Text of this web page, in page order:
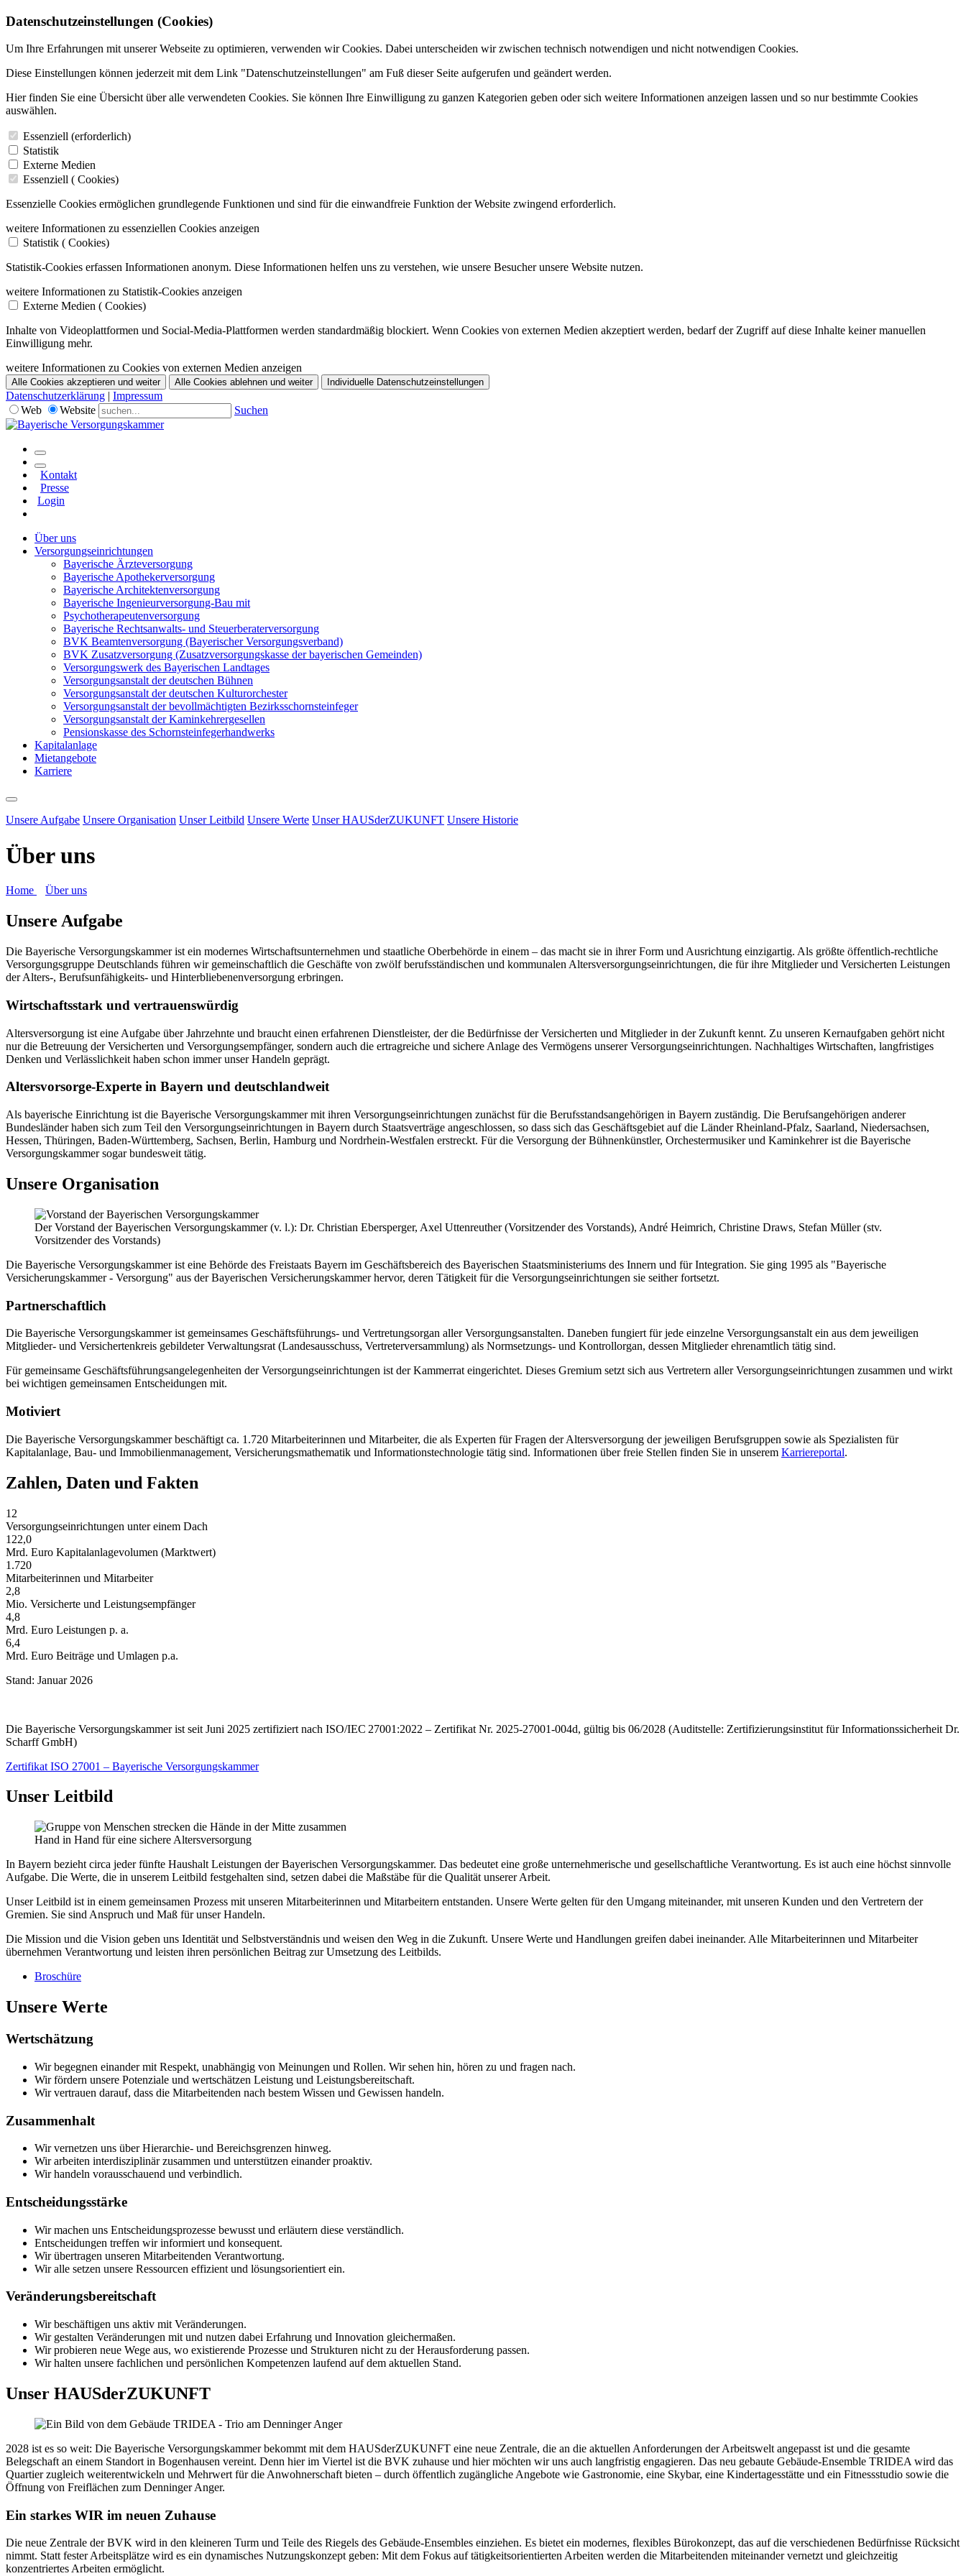
Datenschutzeinstellungen (Cookies)
Um Ihre Erfahrungen mit unserer Webseite zu optimieren, verwenden wir Cookies. Dabei unterscheiden wir zwischen technisch notwendigen und nicht notwendigen Cookies.
Diese Einstellungen können jederzeit mit dem Link "Datenschutzeinstellungen" am Fuß dieser Seite aufgerufen und geändert werden.
Hier finden Sie eine Übersicht über alle verwendeten Cookies. Sie können Ihre Einwilligung zu ganzen Kategorien geben oder sich weitere Informationen anzeigen lassen und so nur bestimmte Cookies
auswählen.
Essenziell (erforderlich)
Statistik
Externe Medien
Essenziell ( Cookies)
Essenzielle Cookies ermöglichen grundlegende Funktionen und sind für die einwandfreie Funktion der Website zwingend erforderlich.
weitere Informationen zu essenziellen Cookies anzeigen
Statistik ( Cookies)
Statistik-Cookies erfassen Informationen anonym. Diese Informationen helfen uns zu verstehen, wie unsere Besucher unsere Website nutzen.
weitere Informationen zu Statistik-Cookies anzeigen
Externe Medien ( Cookies)
Inhalte von Videoplattformen und Social-Media-Plattformen werden standardmäßig blockiert. Wenn Cookies von externen Medien akzeptiert werden, bedarf der Zugriff auf diese Inhalte keiner manuellen
Einwilligung mehr.
weitere Informationen zu Cookies von externen Medien anzeigen
Alle Cookies akzeptieren und weiter Alle Cookies ablehnen und weiter Individuelle Datenschutzeinstellungen
Datenschutzerklärung | Impressum
Web
Website Suchen
Kontakt
Presse
Login
Über uns
Versorgungseinrichtungen
Bayerische Ärzteversorgung
Bayerische Apothekerversorgung
Bayerische Architektenversorgung
Bayerische Ingenieurversorgung-Bau mit
Psychotherapeutenversorgung
Bayerische Rechtsanwalts- und Steuerberaterversorgung
BVK Beamtenversorgung (Bayerischer Versorgungsverband)
BVK Zusatzversorgung (Zusatzversorgungskasse der bayerischen Gemeinden)
Versorgungswerk des Bayerischen Landtages
Versorgungsanstalt der deutschen Bühnen
Versorgungsanstalt der deutschen Kulturorchester
Versorgungsanstalt der bevollmächtigten Bezirksschornsteinfeger
Versorgungsanstalt der Kaminkehrergesellen
Pensionskasse des Schornsteinfegerhandwerks
Kapitalanlage
Mietangebote
Karriere
Unsere Aufgabe Unsere Organisation Unser Leitbild Unsere Werte Unser HAUSderZUKUNFT Unsere Historie
Über uns
Home Über uns
Unsere Aufgabe
Die Bayerische Versorgungskammer ist ein modernes Wirtschaftsunternehmen und staatliche Oberbehörde in einem – das macht sie in ihrer Form und Ausrichtung einzigartig. Als größte öffentlich-rechtliche
Versorgungsgruppe Deutschlands führen wir gemeinschaftlich die Geschäfte von zwölf berufsständischen und kommunalen Altersversorgungseinrichtungen, die für ihre Mitglieder und Versicherten Leistungen
der Alters-, Berufsunfähigkeits- und Hinterbliebenenversorgung erbringen.
Wirtschaftsstark und vertrauenswürdig
Altersversorgung ist eine Aufgabe über Jahrzehnte und braucht einen erfahrenen Dienstleister, der die Bedürfnisse der Versicherten und Mitglieder in der Zukunft kennt. Zu unseren Kernaufgaben gehört nicht
nur die Betreuung der Versicherten und Versorgungsempfänger, sondern auch die ertragreiche und sichere Anlage des Vermögens unserer Versorgungseinrichtungen. Nachhaltiges Wirtschaften, langfristiges
Denken und Verlässlichkeit haben schon immer unser Handeln geprägt.
Altersvorsorge-Experte in Bayern und deutschlandweit
Als bayerische Einrichtung ist die Bayerische Versorgungskammer mit ihren Versorgungseinrichtungen zunächst für die Berufsstandsangehörigen in Bayern zuständig. Die Berufsangehörigen anderer
Bundesländer haben sich zum Teil den Versorgungseinrichtungen in Bayern durch Staatsverträge angeschlossen, so dass sich das Geschäftsgebiet auf die Länder Rheinland-Pfalz, Saarland, Niedersachsen,
Hessen, Thüringen, Baden-Württemberg, Sachsen, Berlin, Hamburg und Nordrhein-Westfalen erstreckt. Für die Versorgung der Bühnenkünstler, Orchestermusiker und Kaminkehrer ist die Bayerische
Versorgungskammer sogar bundesweit tätig.
Unsere Organisation
Der Vorstand der Bayerischen Versorgungskammer (v. l.): Dr. Christian Ebersperger, Axel Uttenreuther (Vorsitzender des Vorstands), André Heimrich, Christine Draws, Stefan Müller (stv.
Vorsitzender des Vorstands)
Die Bayerische Versorgungskammer ist eine Behörde des Freistaats Bayern im Geschäftsbereich des Bayerischen Staatsministeriums des Innern und für Integration. Sie ging 1995 als "Bayerische
Versicherungskammer - Versorgung" aus der Bayerischen Versicherungskammer hervor, deren Tätigkeit für die Versorgungseinrichtungen sie seither fortsetzt.
Partnerschaftlich
Die Bayerische Versorgungskammer ist gemeinsames Geschäftsführungs- und Vertretungsorgan aller Versorgungsanstalten. Daneben fungiert für jede einzelne Versorgungsanstalt ein aus dem jeweiligen
Mitglieder- und Versichertenkreis gebildeter Verwaltungsrat (Landesausschuss, Vertreterversammlung) als Normsetzungs- und Kontrollorgan, dessen Mitglieder ehrenamtlich tätig sind.
Für gemeinsame Geschäftsführungsangelegenheiten der Versorgungseinrichtungen ist der Kammerrat eingerichtet. Dieses Gremium setzt sich aus Vertretern aller Versorgungseinrichtungen zusammen und wirkt
bei wichtigen gemeinsamen Entscheidungen mit.
Motiviert
Die Bayerische Versorgungskammer beschäftigt ca. 1.720 Mitarbeiterinnen und Mitarbeiter, die als Experten für Fragen der Altersversorgung der jeweiligen Berufsgruppen sowie als Spezialisten für
Kapitalanlage, Bau- und Immobilienmanagement, Versicherungsmathematik und Informationstechnologie tätig sind. Informationen über freie Stellen finden Sie in unserem Karriereportal.
Zahlen, Daten und Fakten
12
Versorgungseinrichtungen unter einem Dach
122,0
Mrd. Euro Kapitalanlagevolumen (Marktwert)
1.720
Mitarbeiterinnen und Mitarbeiter
2,8
Mio. Versicherte und Leistungsempfänger
4,8
Mrd. Euro Leistungen p. a.
6,4
Mrd. Euro Beiträge und Umlagen p.a.
Stand: Januar 2026
Die Bayerische Versorgungskammer ist seit Juni 2025 zertifiziert nach ISO/IEC 27001:2022 – Zertifikat Nr. 2025-27001-004d, gültig bis 06/2028 (Auditstelle: Zertifizierungsinstitut für Informationssicherheit Dr.
Scharff GmbH)
Zertifikat ISO 27001 – Bayerische Versorgungskammer
Unser Leitbild
Hand in Hand für eine sichere Altersversorgung
In Bayern bezieht circa jeder fünfte Haushalt Leistungen der Bayerischen Versorgungskammer. Das bedeutet eine große unternehmerische und gesellschaftliche Verantwortung. Es ist auch eine höchst sinnvolle
Aufgabe. Die Werte, die in unserem Leitbild festgehalten sind, setzen dabei die Maßstäbe für die Qualität unserer Arbeit.
Unser Leitbild ist in einem gemeinsamen Prozess mit unseren Mitarbeiterinnen und Mitarbeitern entstanden. Unsere Werte gelten für den Umgang miteinander, mit unseren Kunden und den Vertretern der
Gremien. Sie sind Anspruch und Maß für unser Handeln.
Die Mission und die Vision geben uns Identität und Selbstverständnis und weisen den Weg in die Zukunft. Unsere Werte und Handlungen greifen dabei ineinander. Alle Mitarbeiterinnen und Mitarbeiter
übernehmen Verantwortung und leisten ihren persönlichen Beitrag zur Umsetzung des Leitbilds.
Broschüre
Unsere Werte
Wertschätzung
Wir begegnen einander mit Respekt, unabhängig von Meinungen und Rollen. Wir sehen hin, hören zu und fragen nach.
Wir fördern unsere Potenziale und wertschätzen Leistung und Leistungsbereitschaft.
Wir vertrauen darauf, dass die Mitarbeitenden nach bestem Wissen und Gewissen handeln.
Zusammenhalt
Wir vernetzen uns über Hierarchie- und Bereichsgrenzen hinweg.
Wir arbeiten interdisziplinär zusammen und unterstützen einander proaktiv.
Wir handeln vorausschauend und verbindlich.
Entscheidungsstärke
Wir machen uns Entscheidungsprozesse bewusst und erläutern diese verständlich.
Entscheidungen treffen wir informiert und konsequent.
Wir übertragen unseren Mitarbeitenden Verantwortung.
Wir alle setzen unsere Ressourcen effizient und lösungsorientiert ein.
Veränderungsbereitschaft
Wir beschäftigen uns aktiv mit Veränderungen.
Wir gestalten Veränderungen mit und nutzen dabei Erfahrung und Innovation gleichermaßen.
Wir probieren neue Wege aus, wo existierende Prozesse und Strukturen nicht zu der Herausforderung passen.
Wir halten unsere fachlichen und persönlichen Kompetenzen laufend auf dem aktuellen Stand.
Unser HAUSderZUKUNFT
2028 ist es so weit: Die Bayerische Versorgungskammer bekommt mit dem HAUSderZUKUNFT eine neue Zentrale, die an die aktuellen Anforderungen der Arbeitswelt angepasst ist und die gesamte
Belegschaft an einem Standort in Bogenhausen vereint. Denn hier im Viertel ist die BVK zuhause und hier möchten wir uns auch langfristig engagieren. Das neu gebaute Gebäude-Ensemble TRIDEA wird das
Quartier zugleich weiterentwickeln und Mehrwert für die Anwohnerschaft bieten – durch öffentlich zugängliche Angebote wie Gastronomie, eine Skybar, eine Kindertagesstätte und ein Fitnessstudio sowie die
Öffnung von Freiflächen zum Denninger Anger. ​
Ein starkes WIR im neuen Zuhause
Die neue Zentrale der BVK wird in den kleineren Turm und Teile des Riegels des Gebäude-Ensembles einziehen. Es bietet ein modernes, flexibles Bürokonzept, das auf die verschiedenen Bedürfnisse Rücksicht
nimmt. Statt fester Arbeitsplätze wird es ein dynamisches Nutzungskonzept geben: Mit dem Fokus auf tätigkeitsorientierten Arbeiten werden die Mitarbeitenden miteinander vernetzt und gleichzeitig
konzentriertes Arbeiten ermöglicht.